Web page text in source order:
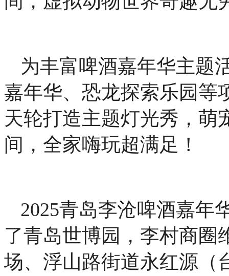
为丰富啤酒嘉年华主题
嘉年华、恐龙探索乐园等
天轮打造主题灯光秀，萌
间，全家嗨玩超满足！
2025青岛李沧啤酒嘉年
了青岛世博园，李村商圈
场、浮山路街道永红源（